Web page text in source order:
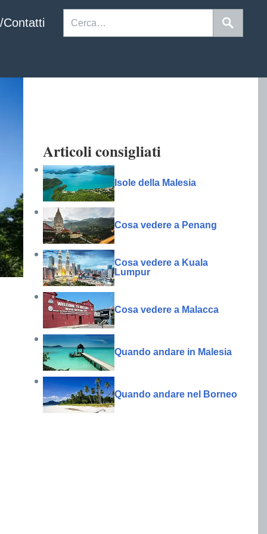
Contatti
Articoli consigliati
Isole della Malesia
Cosa vedere a Penang
Cosa vedere a Kuala
Lumpur
Cosa vedere a Malacca
Quando andare in Malesia
Quando andare nel Borneo